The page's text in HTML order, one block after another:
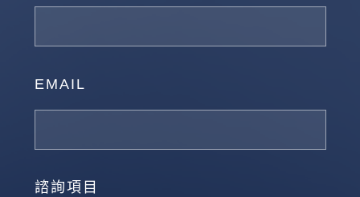
EMAIL
諮詢項目